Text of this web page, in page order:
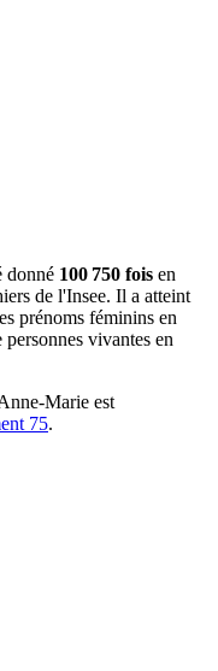
donné 100 750 fois en
de l'Insee. Il a atteint
prénoms féminins en
personnes vivantes en
Marie est
75.